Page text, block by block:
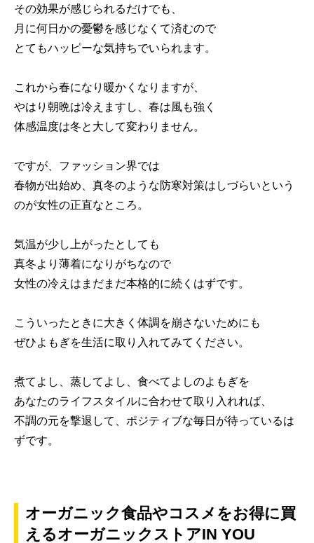
その効果が感じられるだけでも、
月に何日かの憂鬱を感じなくて済むので
とてもハッピーな気持ちでいられます。
これから春になり暖かくなりますが、
やはり朝晩は冷えますし、春は風も強く
体感温度は冬と大して変わりません。
ですが、ファッション界では
春物が出始め、真冬のような防寒対策はしづらいという
のが女性の正直なところ。
気温が少し上がったとしても
真冬より薄着になりがちなので
女性の冷えはまだまだ本格的に続くはずです。
こういったときに大きく体調を崩さないためにも
ぜひよもぎを生活に取り入れてみてください。
煮てよし、蒸してよし、食べてよしのよもぎを
あなたのライフスタイルに合わせて取り入れれば、
不調の元を撃退して、ポジティブな毎日が待っているは
ずです。
オーガニック食品やコスメをお得に買
えるオーガニックストアIN YOU